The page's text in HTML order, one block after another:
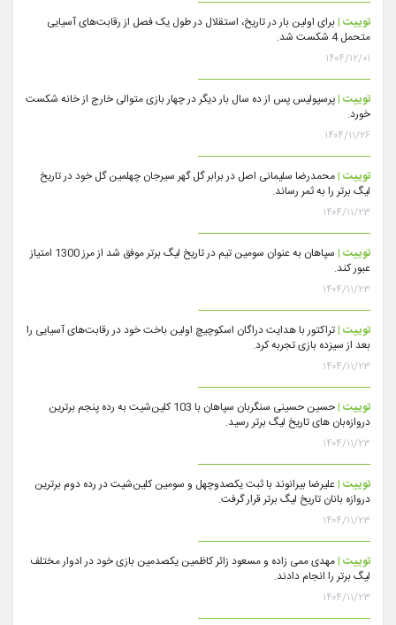
توییت |برای اولین بار در تاریخ، استقلال در طول یک فصل از رقابت‌های آسیایی
متحمل 4 شکست شد.
۱۴۰۴/۱۲/۰۱
توییت |پرسپولیس پس از ده سال بار دیگر در چهار بازی متوالی خارج از خانه شکست
خورد.
۱۴۰۴/۱۱/۲۶
توییت |محمدرضا سلیمانی اصل در برابر گل گهر سیرجان چهلمین گل خود در تاریخ
لیگ برتر را به ثمر رساند.
۱۴۰۴/۱۱/۲۳
توییت |
سپاهان به عنوان سومین تیم در تاریخ لیگ برتر موفق شد از مرز 1300 امتیاز
عبور کند.
۱۴۰۴/۱۱/۲۳
توییت |تراکتور با هدایت دراگان اسکوچیچ اولین باخت خود در رقابت‌های آسیایی را
بعد از سیزده بازی تجربه کرد.
۱۴۰۴/۱۱/۲۳
توییت |
حسین حسینی سنگربان سپاهان با 103 کلین‌شیت به رده پنجم برترین
دروازه‌بان های تاریخ لیگ برتر رسید.
۱۴۰۴/۱۱/۲۳
توییت |علیرضا بیرانوند با ثبت یکصدوچهل و سومین کلین‌شیت در رده دوم برترین
دروازه بانان تاریخ لیگ برتر قرار گرفت.
۱۴۰۴/۱۱/۲۳
توییت |مهدی ممی زاده و مسعود زائر کاظمین یکصدمین بازی خود در ادوار مختلف
لیگ برتر را انجام دادند.
۱۴۰۴/۱۱/۲۳